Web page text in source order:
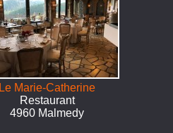
Le Marie-Catherine
Restaurant
4960 Malmedy